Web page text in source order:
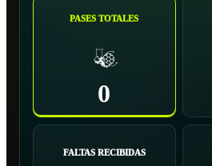
PASES TOTALES
0
FALTAS RECIBIDAS